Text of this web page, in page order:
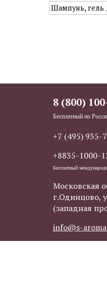
Шампунь,
8 (800)
Бесплатный по
+7 (495) 935-
+8835-1000-
Бесплатный
Московская
г.Одинцово,
(западная
info@s-